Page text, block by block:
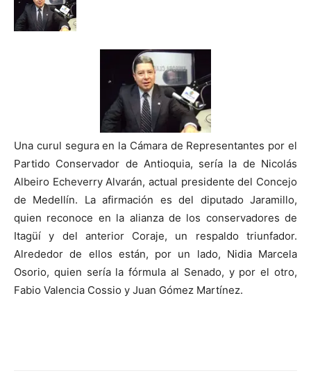
Una curul segura en la Cámara de Representantes por el
Partido Conservador de Antioquia, sería la de Nicolás
Albeiro Echeverry Alvarán, actual presidente del Concejo
de Medellín. La afirmación es del diputado Jaramillo,
quien reconoce en la alianza de los conservadores de
Itagüí y del anterior Coraje, un respaldo triunfador.
Alrededor de ellos están, por un lado, Nidia Marcela
Osorio, quien sería la fórmula al Senado, y por el otro,
Fabio Valencia Cossio y Juan Gómez Martínez.